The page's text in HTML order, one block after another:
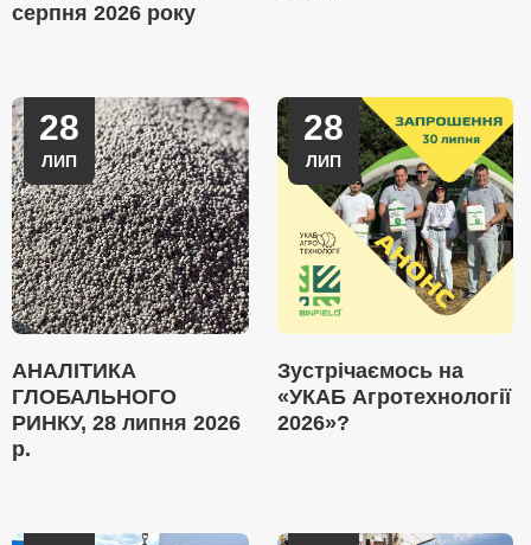
серпня 2026 року
28
ЛИП
АНАЛІТИКА
ГЛОБАЛЬНОГО
РИНКУ, 28 липня 2026
р.
28
ЛИП
Зустрічаємось на
«УКАБ Агротехнології
2026»?